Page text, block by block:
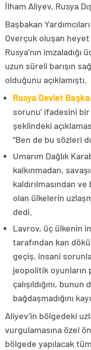
İlham Aliyev, Rusya
Başbakan
Overçuk oluşan
Rusya’nın
uzun süreli barışın
olduğunu açıklamıştı.
Rusya Devlet
sorunu’ ifadesini
şeklindeki
“Ben de bu sözleri
Umarım Dağlık
kalkınmadan,
kaldırılmasından
olan ülkelerin
dedi.
Lavrov, üç ülkenin
tarafından kan
geçiş, insani
jeopolitik oyunların
çalışıldığını,
bağdaşmadığını
Aliyev’in bölgedeki
vurgulamasına özel
bölgede yapılacak